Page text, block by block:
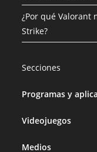
¿Por qué
Strike?
Secciones
Programas y
Videojuegos
Medios